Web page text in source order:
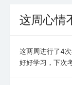
这周心情
这两周进行了4
好好学习，下次